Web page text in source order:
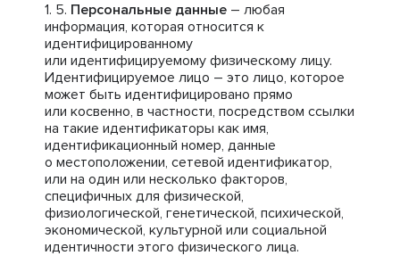
Персональные данные – любая
информация, которая относится к
идентифицированному
или идентифицируемому физическому лицу.
Идентифицируемое лицо – это лицо, которое
может быть идентифицировано прямо
или косвенно, в частности, посредством ссылки
на такие идентификаторы как имя,
идентификационный номер, данные
о местоположении, сетевой идентификатор,
или на один или несколько факторов,
специфичных для физической,
физиологической, генетической, психической,
экономической, культурной или социальной
идентичности этого физического лица.